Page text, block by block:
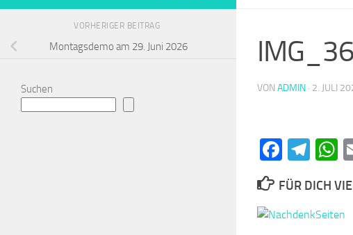
VON ADMIN · 2. JULI
FÜR DICH
VORHERIGER BEITRAG
Montagsdemo am 29. Juni 2026
Suchen